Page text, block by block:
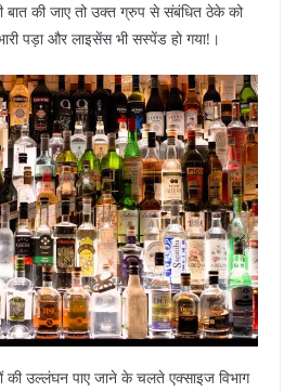
की जाए तो उक्त ग्रुप से संबंधित ठेके को
पड़ा और लाइसेंस भी सस्पेंड हो गया!।
की उल्लंघन पाए जाने के चलते एक्साइज विभाग